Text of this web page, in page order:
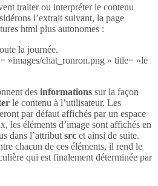
traiter ou interpréter le contenu
l’extrait suivant, la page
html plus autonomes :
la journée.
»images/chat_ronron.png » title= »le
des informations sur la façon
le contenu à l’utilisateur. Les
par défaut affichés par un espace
les éléments d’image sont affichés en
dans l’attribut src et ainsi de suite.
chacun de ces éléments, il rend le
qui est finalement déterminée par